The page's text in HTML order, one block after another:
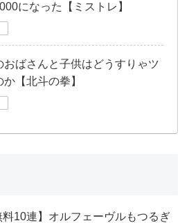
になった【ミストレ】
おばさんと子供はどうすりゃツ
【北斗の拳】
料10連】オルフェーヴルもつるぎ